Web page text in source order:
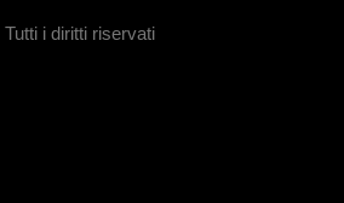
Tutti i diritti riservati